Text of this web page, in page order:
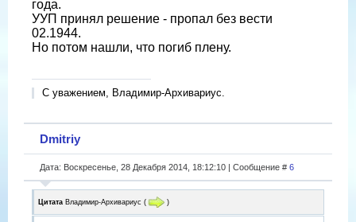
года.
УУП принял решение - пропал без вести
02.1944.
Но потом нашли, что погиб плену.
С уважением, Владимир-Архивариус.
Dmitriy
Дата: Воскресенье, 28 Декабря 2014, 18:12:10 | Сообщение # 6
Цитата Владимир-Архивариус ( )